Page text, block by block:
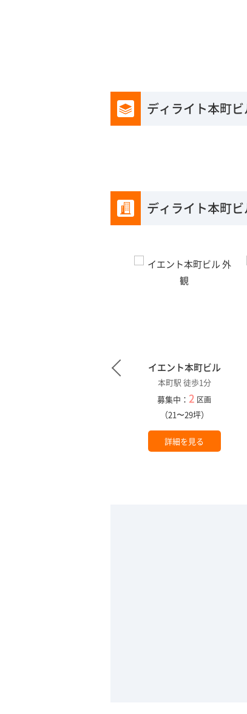
ディライト本町
ディライト本町ビ
イエント本町ビル
本町駅 徒歩1分
募集中：2 区画
（21〜29坪）
詳細を見る